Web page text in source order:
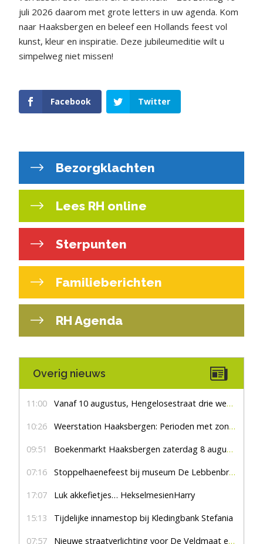
juli 2026 daarom met grote letters in uw agenda. Kom
naar Haaksbergen en beleef een Hollands feest vol
kunst, kleur en inspiratie. Deze jubileumeditie wilt u
simpelweg niet missen!
Facebook Twitter
Bezorgklachten
Lees RH online
Sterpunten
Familieberichten
RH Agenda
Overig nieuws
11:00 Vanaf 10 augustus, Hengelosestraat drie weken dicht voor doorgaand verkeer
10:26 Weerstation Haaksbergen: Perioden met zon en droog
09:51 Boekenmarkt Haaksbergen zaterdag 8 augustus, marktplein Haaksbergen
07:16 Stoppelhaenefeest bij museum De Lebbenbrugge
17:07 Luk akkefietjes… HekselmesienHarry
15:13 Tijdelijke innamestop bij Kledingbank Stefania
07:57 Nieuwe straatverlichting voor De Veldmaat en De Pas